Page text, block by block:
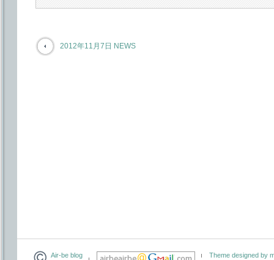
2012年11月7日 NEWS
Air-be blog Theme designed by